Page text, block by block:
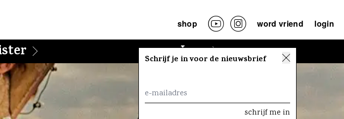
shop word vriend login
Lees
Schrijf je in voor de nieuwsbrief